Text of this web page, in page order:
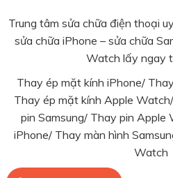
Trung tâm sửa chữa điện thoại
sửa chữa iPhone – sửa chữa
Watch lấy ngay
Thay ép mặt kính iPhone/
Thay ép mặt kính Apple Watch/
pin Samsung/ Thay pin Apple
iPhone/ Thay màn hình
Watch